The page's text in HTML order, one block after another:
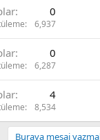
0
6,937
0
6,287
4
8,534
Buraya mesaj